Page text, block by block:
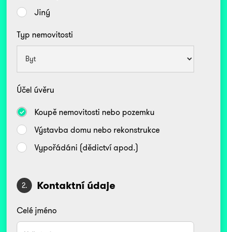
Jiný
Typ nemovitosti
Účel úvěru
Koupě nemovitosti nebo pozemku
Výstavba domu nebo rekonstrukce
Vypořádáni (dědictví apod.)
2. Kontaktní údaje
Celé jméno